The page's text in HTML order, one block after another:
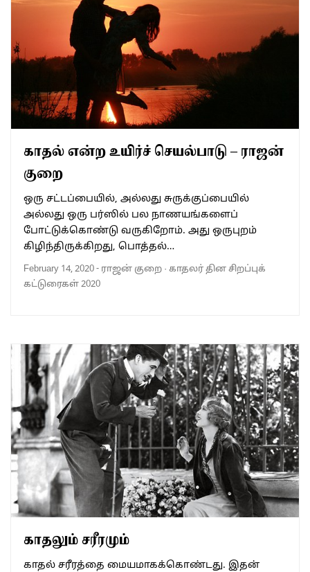
காதல் என்ற உயிர்ச் செயல்பாடு – ராஜன்
குறை
ஒரு சட்டப்பையில், அல்லது சுருக்குப்பையில்
அல்லது ஒரு பர்ஸில் பல நாணயங்களைப்
போட்டுக்கொண்டு வருகிறோம். அது ஒருபுறம்
கிழிந்திருக்கிறது, பொத்தல்…
February 14, 2020- ராஜன் குறை · காதலர் தின சிறப்புக்
கட்டுரைகள் 2020
காதலும் சரீரமும்
காதல் சரீரத்தை மையமாகக்கொண்டது. இதன்